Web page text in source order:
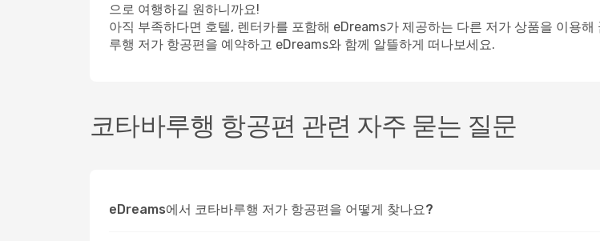
으로 여행하길 원하니까요!
아직 부족하다면 호텔, 렌터카를 포함해 eDreams가 제공하는 다른 저가 상품을 이용
루행 저가 항공편을 예약하고 eDreams와 함께 알뜰하게 떠나보세요.
코타바루행 항공편 관련 자주 묻는 질문
eDreams에서 코타바루행 저가 항공편을 어떻게 찾나요?